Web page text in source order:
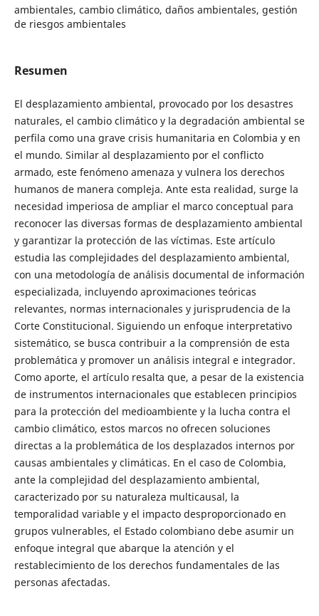
ambientales, cambio climático, daños ambientales, gestión
de riesgos ambientales
Resumen
El desplazamiento ambiental, provocado por los desastres
naturales, el cambio climático y la degradación ambiental se
perfila como una grave crisis humanitaria en Colombia y en
el mundo. Similar al desplazamiento por el conflicto
armado, este fenómeno amenaza y vulnera los derechos
humanos de manera compleja. Ante esta realidad, surge la
necesidad imperiosa de ampliar el marco conceptual para
reconocer las diversas formas de desplazamiento ambiental
y garantizar la protección de las víctimas. Este artículo
estudia las complejidades del desplazamiento ambiental,
con una metodología de análisis documental de información
especializada, incluyendo aproximaciones teóricas
relevantes, normas internacionales y jurisprudencia de la
Corte Constitucional. Siguiendo un enfoque interpretativo
sistemático, se busca contribuir a la comprensión de esta
problemática y promover un análisis integral e integrador.
Como aporte, el artículo resalta que, a pesar de la existencia
de instrumentos internacionales que establecen principios
para la protección del medioambiente y la lucha contra el
cambio climático, estos marcos no ofrecen soluciones
directas a la problemática de los desplazados internos por
causas ambientales y climáticas. En el caso de Colombia,
ante la complejidad del desplazamiento ambiental,
caracterizado por su naturaleza multicausal, la
temporalidad variable y el impacto desproporcionado en
grupos vulnerables, el Estado colombiano debe asumir un
enfoque integral que abarque la atención y el
restablecimiento de los derechos fundamentales de las
personas afectadas.